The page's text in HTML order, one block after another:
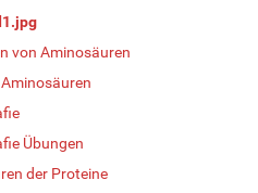
von Aminosäuren
Übungen
der Proteine